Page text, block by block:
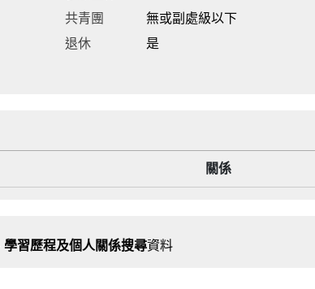
共青團 無或副處級以下
退休 是
關係
學習歷程及個人關係搜尋資料